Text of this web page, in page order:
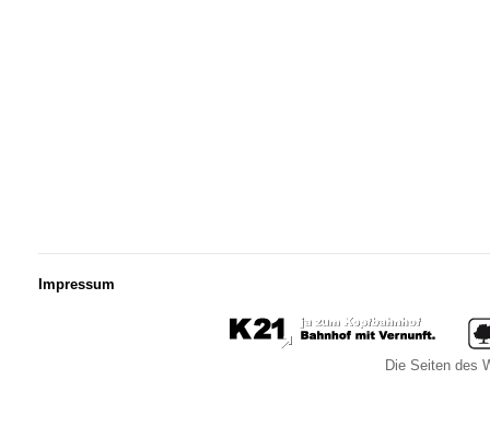
Impressum
Die Seiten des